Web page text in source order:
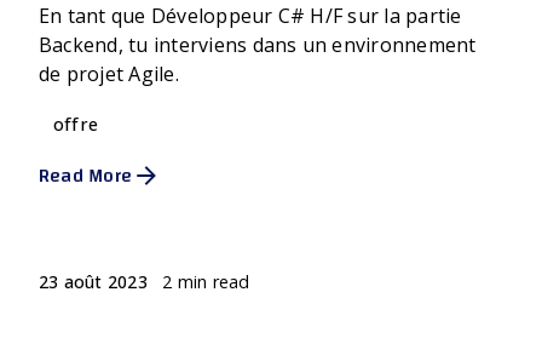
En tant que Développeur C# H/F sur la partie
Backend, tu interviens dans un environnement
de projet Agile.
offre
Read More
Posted by
23 août 2023 2 min read